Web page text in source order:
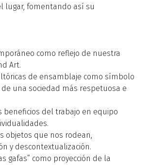
lugar, fomentando así su
como reflejo de nuestra
Art.
de ensamblaje como símbolo
una sociedad más respetuosa e
beneficios del trabajo en equipo
objetos que nos rodean,
y descontextualización.
gafas” como proyección de la